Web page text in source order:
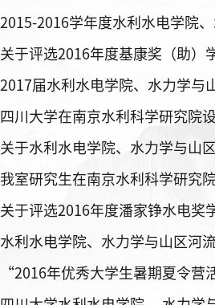
关于评选2016年度基康奖（助）
四川大学在南京水利科学研究院
我室研究生在南京水利科学研究
关于评选2016年度潘家铮水电奖
“2016年优秀大学生暑期夏令营